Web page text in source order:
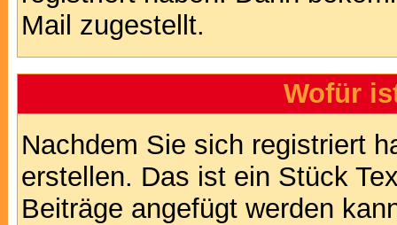
Mail zugestellt.
Wofür
Nachdem Sie sich registriert
erstellen. Das ist ein Stück
Beiträge angefügt werden